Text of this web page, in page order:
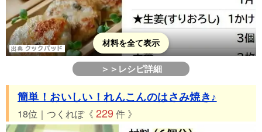
材料を全て表示
＞＞レシピ詳細
簡単！おいしい！れんこんのはさみ焼き♪
18位｜つくれぽ《 229 件 》